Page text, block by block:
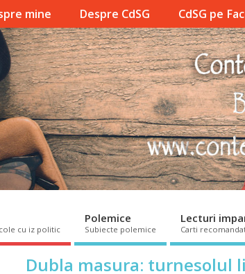
mine Despre CdSG CdSG pe
cu iz politic
Polemice
Subiecte polemice
Lecturi
Carti
Dubla masura: turnesolul